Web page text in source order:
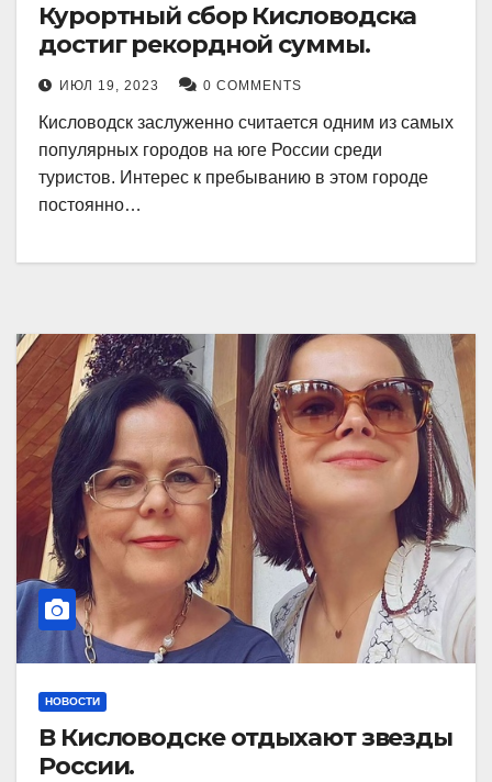
Курортный сбор Кисловодска
достиг рекордной суммы.
ИЮЛ 19, 2023 0 COMMENTS
Кисловодск заслуженно считается одним из самых
популярных городов на юге России среди
туристов. Интерес к пребыванию в этом городе
постоянно…
НОВОСТИ
В Кисловодске отдыхают звезды
России.